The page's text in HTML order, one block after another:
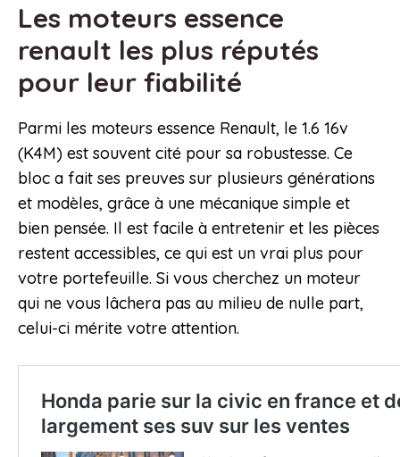
Les moteurs essence
renault les plus réputés
pour leur fiabilité
Parmi les moteurs essence Renault, le 1.6 16v
(K4M) est souvent cité pour sa robustesse. Ce
bloc a fait ses preuves sur plusieurs générations
et modèles, grâce à une mécanique simple et
bien pensée. Il est facile à entretenir et les pièces
restent accessibles, ce qui est un vrai plus pour
votre portefeuille. Si vous cherchez un moteur
qui ne vous lâchera pas au milieu de nulle part,
celui-ci mérite votre attention.